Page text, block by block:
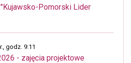
Pomorski Lider
godz. 9:11
- zajęcia projektowe